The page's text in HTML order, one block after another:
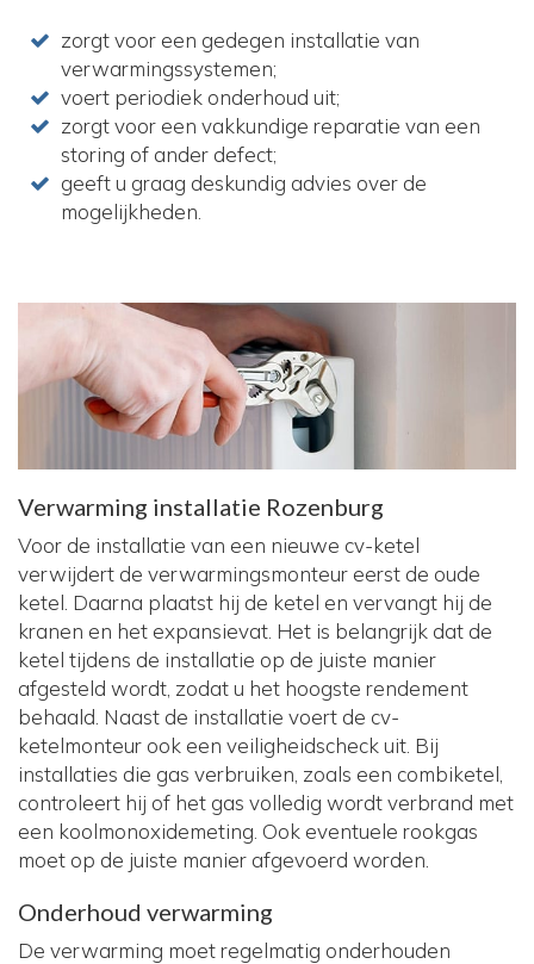
zorgt voor een gedegen installatie van
verwarmingssystemen;
voert periodiek onderhoud uit;
zorgt voor een vakkundige reparatie van een
storing of ander defect;
geeft u graag deskundig advies over de
mogelijkheden.
Verwarming installatie Rozenburg
Voor de installatie van een nieuwe cv-ketel
verwijdert de verwarmingsmonteur eerst de oude
ketel. Daarna plaatst hij de ketel en vervangt hij de
kranen en het expansievat. Het is belangrijk dat de
ketel tijdens de installatie op de juiste manier
afgesteld wordt, zodat u het hoogste rendement
behaald. Naast de installatie voert de cv-
ketelmonteur ook een veiligheidscheck uit. Bij
installaties die gas verbruiken, zoals een combiketel,
controleert hij of het gas volledig wordt verbrand met
een koolmonoxidemeting. Ook eventuele rookgas
moet op de juiste manier afgevoerd worden.
Onderhoud verwarming
De verwarming moet regelmatig onderhouden